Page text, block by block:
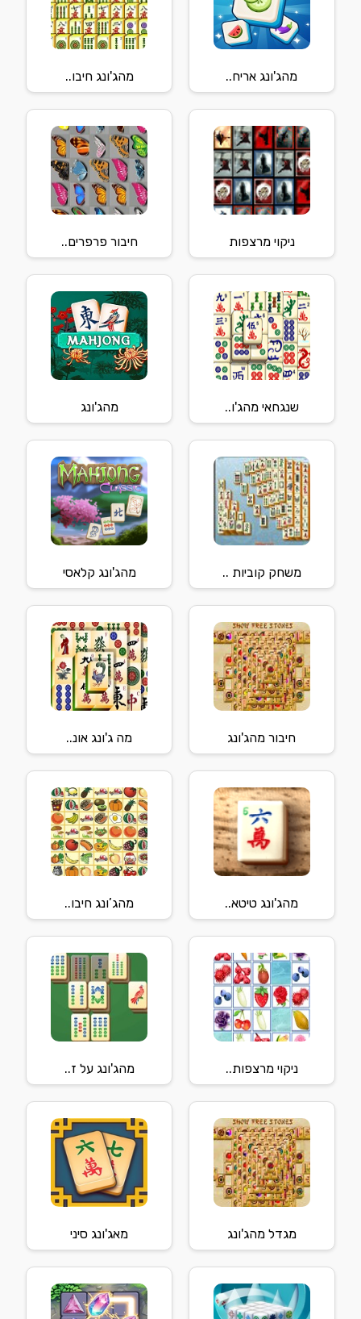
מהג'ונג אריח.. מהג'ונג חיבו..
ניקוי מרצפות חיבור פרפרים..
שנגחאי מהג'ו.. מהג'ונג
משחק קוביות .. מהג'ונג קלאסי
חיבור מהג'ונג מה ג'ונג אונ..
מהג'ונג טיטא.. מהג’ונג חיבו..
ניקוי מרצפות.. מהג'ונג על ז..
מגדל מהג'ונג מאג'ונג סיני